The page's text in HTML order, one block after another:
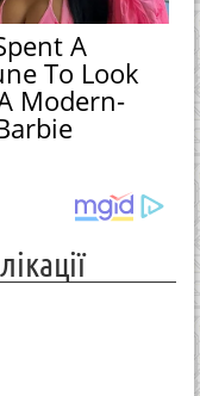
A
To Look
Modern-